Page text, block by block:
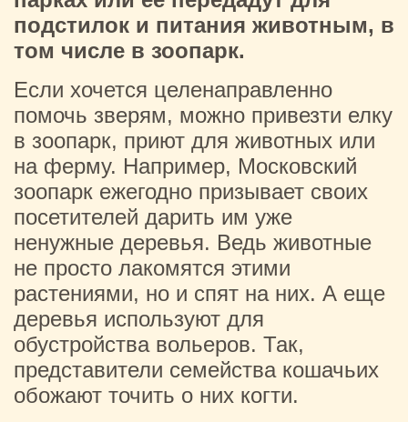
подстилок и питания животным, в
том числе в зоопарк.
Если хочется целенаправленно
помочь зверям, можно привезти елку
в зоопарк, приют для животных или
на ферму. Например, Московский
зоопарк ежегодно призывает своих
посетителей дарить им уже
ненужные деревья. Ведь животные
не просто лакомятся этими
растениями, но и спят на них. А еще
деревья используют для
обустройства вольеров. Так,
представители семейства кошачьих
обожают точить о них когти.